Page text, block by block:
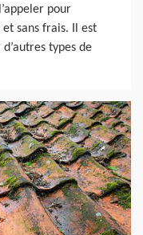
pour
sans frais. Il est
types de